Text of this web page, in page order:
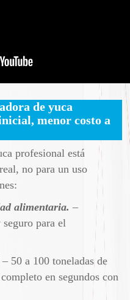
de yuca
menor costo a
profesional está
no para un uso
alimentaria. –
para el
– 50 a 100 toneladas de
en segundos con